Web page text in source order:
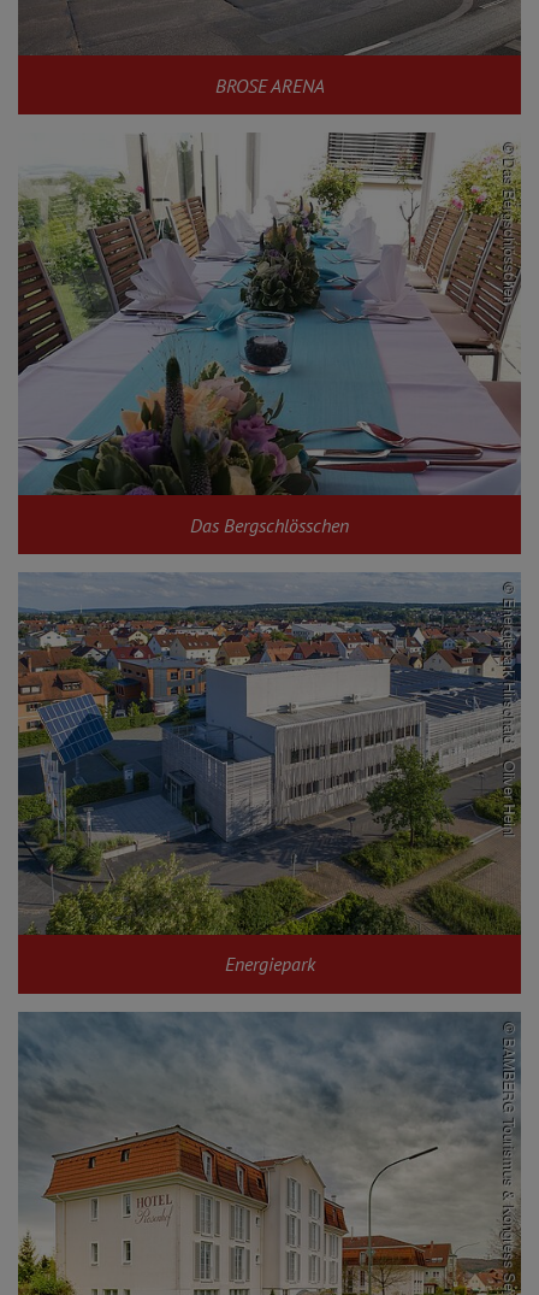
BROSE ARENA
Das Bergschlösschen
Energiepark